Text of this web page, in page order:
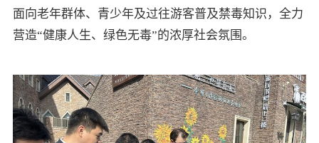
面向老年群体、青少年及过往游客普及禁毒知识，全力
营造“健康人生、绿色无毒”的浓厚社会氛围。